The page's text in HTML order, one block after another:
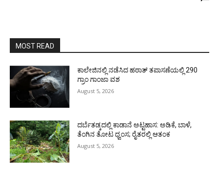
MOST READ
ಕಾಲೇಜಿನಲ್ಲಿ ನಡೆಸಿದ ಹಠಾತ್ ತಪಾಸಣೆಯಲ್ಲಿ 290
ಗ್ರಾಂ ಗಾಂಜಾ ವಶ
August 5, 2026
ದರ್ಬೆತಡ್ಕದಲ್ಲಿ ಕಾಡಾನೆ ಅಟ್ಟಹಾಸ: ಅಡಿಕೆ, ಬಾಳೆ,
ತೆಂಗಿನ ತೋಟ ಧ್ವಂಸ; ರೈತರಲ್ಲಿ ಆತಂಕ
August 5, 2026